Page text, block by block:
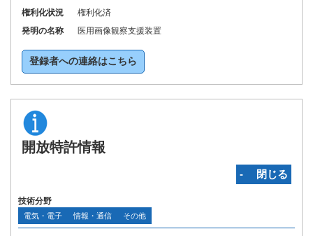
権利化状況
権利化済
発明の名称
医用画像観察支援装置
登録者への連絡はこちら
開放特許情報
‐ 閉じる
技術分野
電気・電子 情報・通信 その他